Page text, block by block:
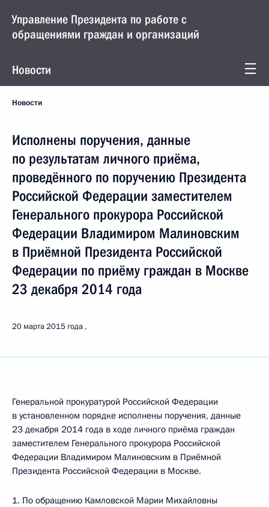
Управление Президента по работе с
обращениями граждан и организаций
Новости
Новости
Исполнены поручения, данные
по результатам личного приёма,
проведённого по поручению Президента
Российской Федерации заместителем
Генерального прокурора Российской
Федерации Владимиром Малиновским
в Приёмной Президента Российской
Федерации по приёму граждан в Москве
23 декабря 2014 года
20 марта 2015 года
Генеральной прокуратурой Российской Федерации
в установленном порядке исполнены поручения, данные
23 декабря 2014 года в ходе личного приёма граждан
заместителем Генерального прокурора Российской
Федерации Владимиром Малиновским в Приёмной
Президента Российской Федерации в Москве.
1. По обращению Камловской Марии Михайловны